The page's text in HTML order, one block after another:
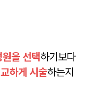
을 선택하기보다
하게 시술하는지